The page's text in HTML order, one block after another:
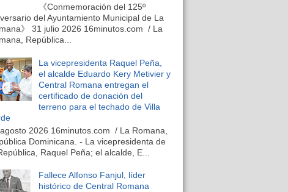
《Conmemoración del 125º
del Ayuntamiento Municipal de La
》 31 julio 2026 16minutos.com / La
República...
La vicepresidenta Raquel Peña,
el alcalde Eduardo Kery Metivier y
Central Romana entregan el
certificado de donación del
terreno para el techado de Villa
2026 16minutos.com / La Romana,
Dominicana. - La vicepresidenta de
Raquel Peña; el alcalde, E...
Fallece Alfonso Fanjul, líder
histórico de Central Romana